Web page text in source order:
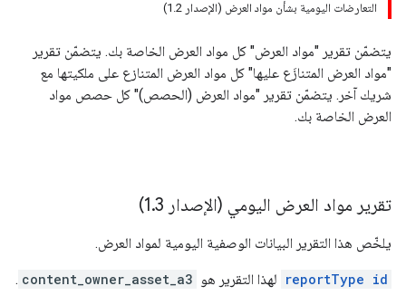
التعارضات اليومية بشأن مواد العرض (الإصدار 1.2)
يتضمّن تقرير "مواد العرض" كل مواد العرض الخاصة بك. يتضمّن تقرير
"مواد العرض المتنازَع عليها" كل مواد العرض المتنازع على ملكيتها مع
شريك آخر. يتضمّن تقرير "مواد العرض (الحصص)" كل حصص مواد
العرض الخاصة بك.
تقرير مواد العرض اليومي (الإصدار 1 .3)
يلخّص هذا التقرير البيانات الوصفية اليومية لمواد العرض.
reportType id لهذا التقرير هو content_owner_asset_a3
.